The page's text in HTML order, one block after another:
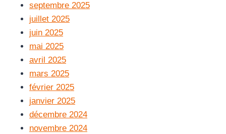
septembre 2025
juillet 2025
juin 2025
mai 2025
avril 2025
mars 2025
février 2025
janvier 2025
décembre 2024
novembre 2024